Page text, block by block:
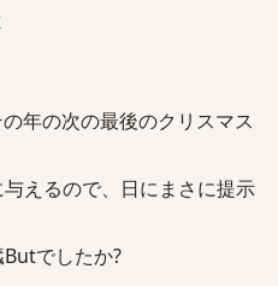
年の次の最後のクリスマス
えるので、日にまさに提示
でしたか?